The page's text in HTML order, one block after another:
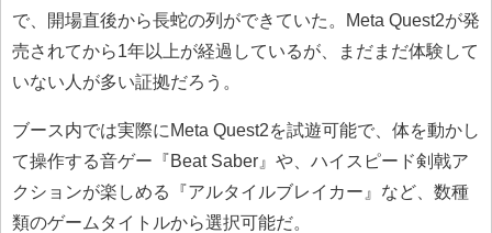
で、開場直後から長蛇の列ができていた。Meta Quest2が発
売されてから1年以上が経過しているが、まだまだ体験して
いない人が多い証拠だろう。
ブース内では実際にMeta Quest2を試遊可能で、体を動かし
て操作する音ゲー『Beat Saber』や、ハイスピード剣戟ア
クションが楽しめる『アルタイルブレイカー』など、数種
類のゲームタイトルから選択可能だ。